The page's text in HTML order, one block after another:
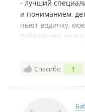
- лучший
и пониманием,
пьют водичку,
Ребенок пошел в
болеть, но кроме
оченьСпасибо 1